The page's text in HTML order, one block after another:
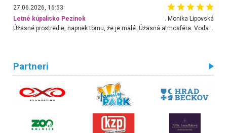
27.06.2026, 16:53
Letné kúpalisko Pezinok
. Monika Lipovská
Úžasné prostredie, napriek tomu, že je malé. Úžasná atmosféra. Voda fantastická a nádherná. Ľudí je pomerne veľa, ale su mili a ohľaduplní. Je veľmi zaujímavé sledovať, ako dokážu spolu športovať cudzí ľudia a bez ohľadu na vek. Vládne tu pohoda. Vnuka neviem dostať z vody. Ďakujem za krásny deň . Urcite sa sem vrátim. Jediný problém je s parkovaním, ale aj ten sa mi podarilo vyriešiť. Monika Bratislava
Partneri